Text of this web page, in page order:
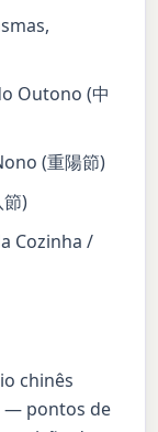
Outono (中
(重陽節)
)
Cozinha /
chinês
— pontos de